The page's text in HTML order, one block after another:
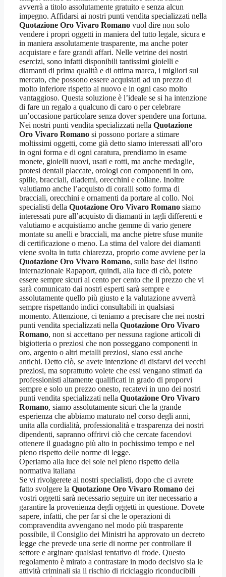
avverrà a titolo assolutamente gratuito e senza alcun
impegno. Affidarsi ai nostri punti vendita specializzati nella
Quotazione Oro Vivaro Romano vuol dire non solo
vendere i propri oggetti in maniera del tutto legale, sicura e
in maniera assolutamente trasparente, ma anche poter
acquistare e fare grandi affari. Nelle vetrine dei nostri
esercizi, sono infatti disponibili tantissimi gioielli e
diamanti di prima qualità e di ottima marca, i migliori sul
mercato, che possono essere acquistati ad un prezzo di
molto inferiore rispetto al nuovo e in ogni caso molto
vantaggioso. Questa soluzione è l’ideale se si ha intenzione
di fare un regalo a qualcuno di caro o per celebrare
un’occasione particolare senza dover spendere una fortuna.
Nei nostri punti vendita specializzati nella Quotazione
Oro Vivaro Romano si possono portare a stimare
moltissimi oggetti, come già detto siamo interessati all’oro
in ogni forma e di ogni caratura, prendiamo in esame
monete, gioielli nuovi, usati e rotti, ma anche medaglie,
protesi dentali placcate, orologi con componenti in oro,
spille, bracciali, diademi, orecchini e collane. Inoltre
valutiamo anche l’acquisto di coralli sotto forma di
bracciali, orecchini e ornamenti da portare al collo. Noi
specialisti della Quotazione Oro Vivaro Romano siamo
interessati pure all’acquisto di diamanti in tagli differenti e
valutiamo e acquistiamo anche gemme di vario genere
montate su anelli e bracciali, ma anche pietre sfuse munite
di certificazione o meno. La stima del valore dei diamanti
viene svolta in tutta chiarezza, proprio come avviene per la
Quotazione Oro Vivaro Romano, sulla base del listino
internazionale Rapaport, quindi, alla luce di ciò, potete
essere sempre sicuri al cento per cento che il prezzo che vi
sarà comunicato dai nostri esperti sarà sempre e
assolutamente quello più giusto e la valutazione avverrà
sempre rispettando indici consultabili in qualsiasi
momento. Attenzione, ci teniamo a precisare che nei nostri
punti vendita specializzati nella Quotazione Oro Vivaro
Romano, non si accettano per nessuna ragione articoli di
bigiotteria o preziosi che non posseggano componenti in
oro, argento o altri metalli preziosi, siano essi anche
antichi. Detto ciò, se avete intenzione di disfarvi dei vecchi
preziosi, ma soprattutto volete che essi vengano stimati da
professionisti altamente qualificati in grado di proporvi
sempre e solo un prezzo onesto, recatevi in uno dei nostri
punti vendita specializzati nella Quotazione Oro Vivaro
Romano, siamo assolutamente sicuri che la grande
esperienza che abbiamo maturato nel corso degli anni,
unita alla cordialità, professionalità e trasparenza dei nostri
dipendenti, sapranno offrirvi ciò che cercate facendovi
ottenere il guadagno più alto in pochissimo tempo e nel
pieno rispetto delle norme di legge.
Operiamo alla luce del sole nel pieno rispetto della
normativa italiana
Se vi rivolgerete ai nostri specialisti, dopo che ci avrete
fatto svolgere la Quotazione Oro Vivaro Romano dei
vostri oggetti sarà necessario seguire un iter necessario a
garantire la provenienza degli oggetti in questione. Dovete
sapere, infatti, che per far sì che le operazioni di
compravendita avvengano nel modo più trasparente
possibile, il Consiglio dei Ministri ha approvato un decreto
legge che prevede una serie di norme per controllare il
settore e arginare qualsiasi tentativo di frode. Questo
regolamento è mirato a contrastare in modo decisivo sia le
attività criminali sia il rischio di riciclaggio riconducibili